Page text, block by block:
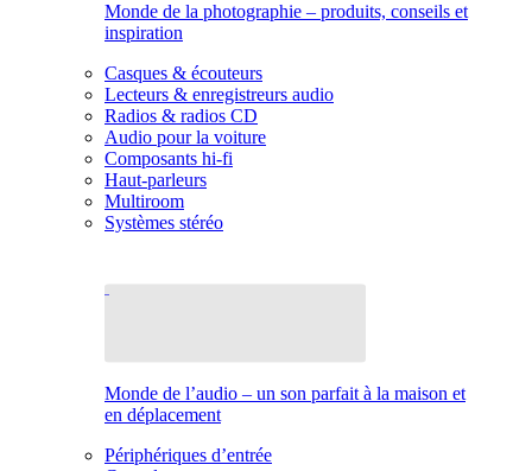
Monde de la photographie – produits, conseils et
inspiration
Casques & écouteurs
Lecteurs & enregistreurs audio
Radios & radios CD
Audio pour la voiture
Composants hi-fi
Haut-parleurs
Multiroom
Systèmes stéréo
Monde de l’audio – un son parfait à la maison et
en déplacement
Périphériques d’entrée